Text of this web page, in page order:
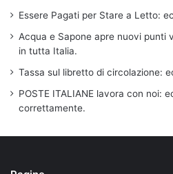
Essere Pagati per Stare a Letto:
Acqua e Sapone apre nuovi punti
in tutta Italia.
Tassa sul libretto di circolazione:
POSTE ITALIANE lavora con noi:
correttamente.